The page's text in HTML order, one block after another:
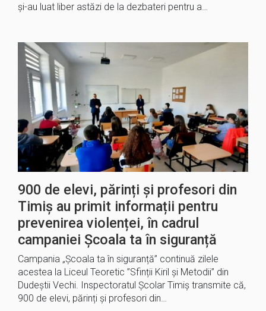
și-au luat liber astăzi de la dezbateri pentru a…
900 de elevi, părinți și profesori din
Timiș au primit informații pentru
prevenirea violenței, în cadrul
campaniei Școala ta în siguranță
Campania „Școala ta în siguranță” continuă zilele
acestea la Liceul Teoretic ”Sfinții Kiril și Metodii” din
Dudeștii Vechi. Inspectoratul Școlar Timiș transmite că,
900 de elevi, părinți și profesori din…